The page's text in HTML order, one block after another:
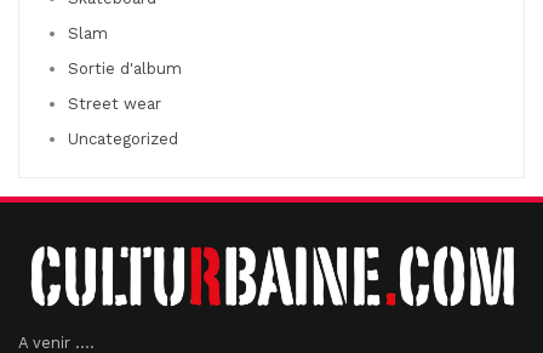
Slam
Sortie d'album
Street wear
Uncategorized
A venir ....